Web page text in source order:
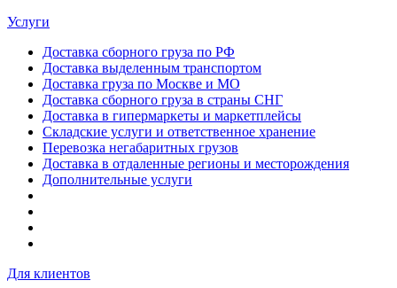
Услуги
Доставка сборного груза по РФ
Доставка выделенным транспортом
Доставка груза по Москве и МО
Доставка сборного груза в страны СНГ
Доставка в гипермаркеты и маркетплейсы
Складские услуги и ответственное хранение
Перевозка негабаритных грузов
Доставка в отдаленные регионы и месторождения
Дополнительные услуги
Для клиентов